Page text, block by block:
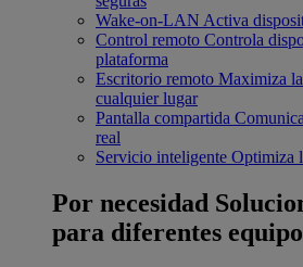
Wake-on-LAN Activa
Control remoto Controla
plataforma
Escritorio remoto Maximiza
cualquier lugar
Pantalla compartida
real
Servicio inteligente Optimiza
Por necesidad
para diferentes